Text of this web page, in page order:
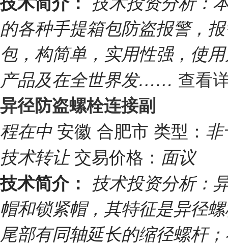
的各种手提箱包防盗报警，
包，构简单，实用性强，使
产品及在全世界发…… 查看
异径防盗螺栓连接副
程在中 安徽 合肥市 类型：
技术转让 交易价格： 面议
技术简介： 技术投资分析：
帽和锁紧帽，其特征是异径
尾部有同轴延长的缩径螺杆